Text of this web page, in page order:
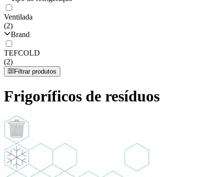
Ventilada
(2)
Brand
TEFCOLD
(2)
Filtrar produtos
Frigoríficos de resíduos